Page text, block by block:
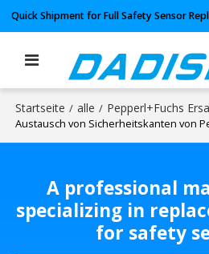
Quick Shipment for Full Safety Sensor
Startseite / alle / Pepperl+Fuchs
Austausch von Sicherheitskanten von
A professional
specializing in
for safety